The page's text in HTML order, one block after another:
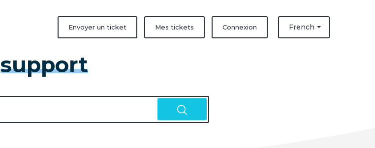
Envoyer un ticket Mes tickets French
Connexion
support